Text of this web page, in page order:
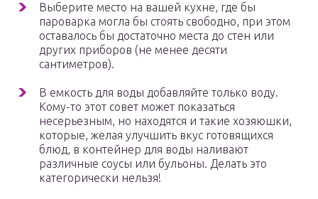
Выберите место на вашей кухне, где бы
пароварка могла бы стоять свободно, при этом
оставалось бы достаточно места до стен или
других приборов (не менее десяти
сантиметров).
В емкость для воды добавляйте только воду.
Кому-то этот совет может показаться
несерьезным, но находятся и такие хозяюшки,
которые, желая улучшить вкус готовящихся
блюд, в контейнер для воды наливают
различные соусы или бульоны. Делать это
категорически нельзя!